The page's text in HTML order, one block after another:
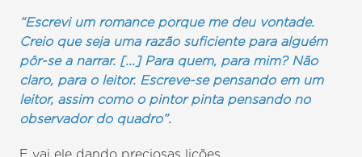
“Escrevi um romance porque me deu vontade.
Creio que seja uma razão suficiente para alguém
pôr-se a narrar. [...] Para quem, para mim? Não
claro, para o leitor. Escreve-se pensando em um
leitor, assim como o pintor pinta pensando no
observador do quadro”.